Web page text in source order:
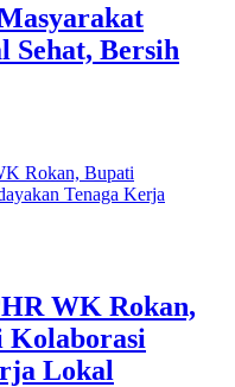
Sehat, Bersih
WK Rokan,
Lokal